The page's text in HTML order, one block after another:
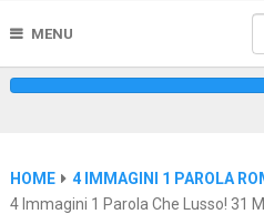
MENU
HOME
4 IMMAGINI 1 PAROLA
4 Immagini 1 Parola Che Lusso! 31